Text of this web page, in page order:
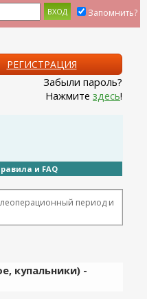
Запомнить?
РЕГИСТРАЦИЯ
Забыли пароль?
Нажмите здесь!
и FAQ
период и
купальники) -